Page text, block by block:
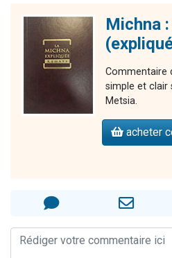
Michna
Commentaire
simple et clair
Metsia.
acheter